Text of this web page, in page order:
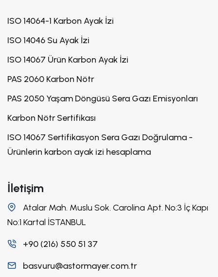
ISO 14064-1 Karbon Ayak İzi
ISO 14046 Su Ayak İzi
ISO 14067 Ürün Karbon Ayak İzi
PAS 2060 Karbon Nötr
PAS 2050 Yaşam Döngüsü Sera Gazı Emisyonları
Karbon Nötr Sertifikası
ISO 14067 Sertifikasyon Sera Gazı Doğrulama -
Ürünlerin karbon ayak izi hesaplama
İletişim
Atalar Mah. Muslu Sok. Carolina Apt. No:3 İç Kapı
No:1 Kartal İSTANBUL
+90 (216) 550 51 37
basvuru@astormayer.com.tr